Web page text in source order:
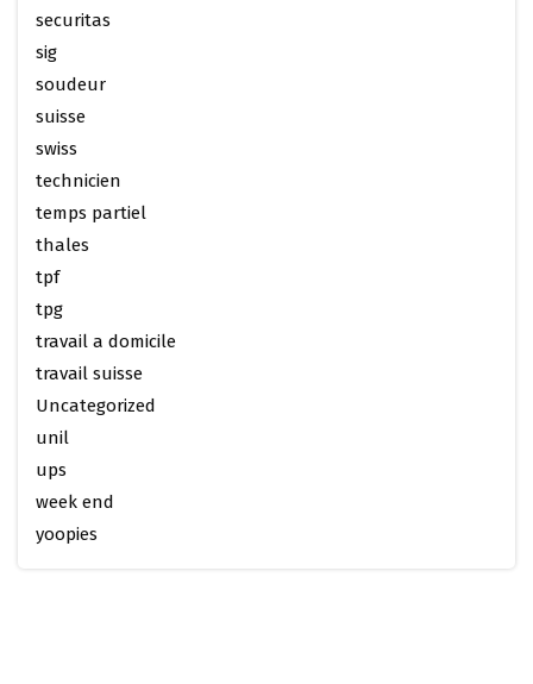
securitas
sig
soudeur
suisse
swiss
technicien
temps partiel
thales
tpf
tpg
travail a domicile
travail suisse
Uncategorized
unil
ups
week end
yoopies